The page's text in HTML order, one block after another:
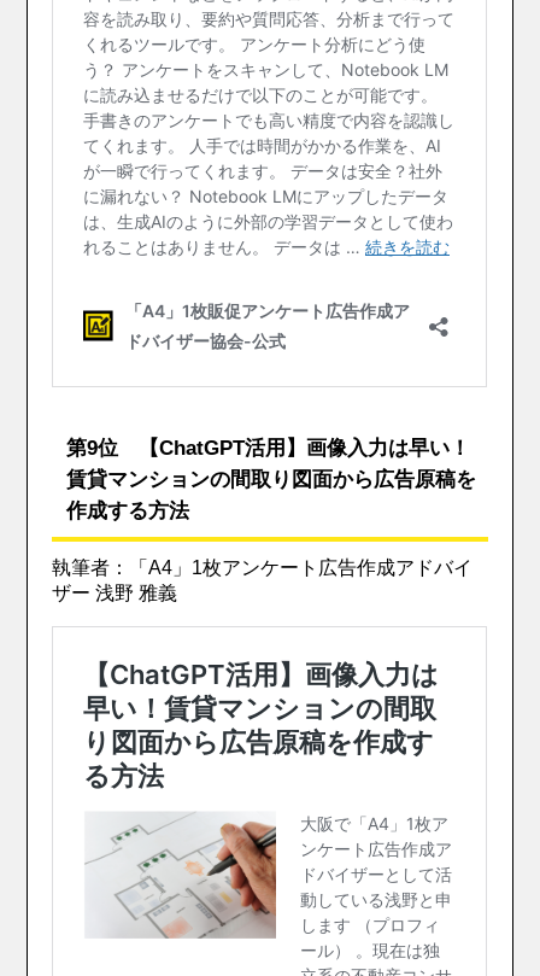
第9位 【ChatGPT活用】画像入力は早い！
賃貸マンションの間取り図面から広告原稿を
作成する方法
執筆者：「A4」1枚アンケート広告作成アドバイ
ザー 浅野 雅義